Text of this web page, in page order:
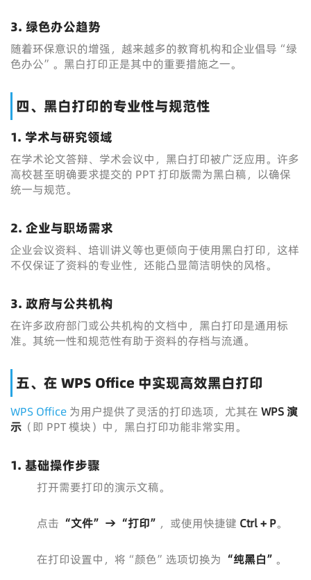
3. 绿色办公趋势
随着环保意识的增强，越来越多的教育机构和企业倡导“绿
色办公”。黑白打印正是其中的重要措施之一。
四、黑白打印的专业性与规范性
1. 学术与研究领域
在学术论文答辩、学术会议中，黑白打印被广泛应用。许多
高校甚至明确要求提交的 PPT 打印版需为黑白稿，以确保
统一与规范。
2. 企业与职场需求
企业会议资料、培训讲义等也更倾向于使用黑白打印，这样
不仅保证了资料的专业性，还能凸显简洁明快的风格。
3. 政府与公共机构
在许多政府部门或公共机构的文档中，黑白打印是通用标
准。其统一性和规范性有助于资料的存档与流通。
五、在 WPS Office 中实现高效黑白打印
WPS Office 为用户提供了灵活的打印选项，尤其在 WPS 演
示 （即 PPT 模块）中，黑白打印功能非常实用。
1. 基础操作步骤
打开需要打印的演示文稿。
点击 “文件” → “打印” ，或使用快捷键 Ctrl + P。
在打印设置中，将“颜色”选项切换为 “纯黑白” 。